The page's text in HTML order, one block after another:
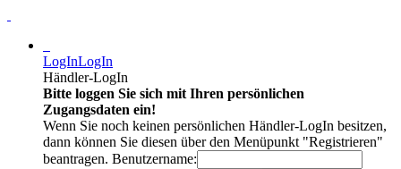
LogInLogIn
Händler-LogIn
Bitte loggen Sie sich mit Ihren persönlichen
Zugangsdaten ein!
Wenn Sie noch keinen persönlichen Händler-LogIn besitzen,
dann können Sie diesen über den Menüpunkt "Registrieren"
beantragen. Benutzername: